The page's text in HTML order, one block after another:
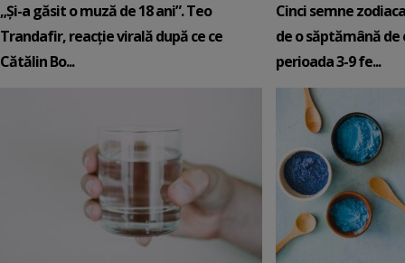
„Și-a găsit o muză de 18 ani”. Teo
Trandafir, reacție virală după ce ce
Cătălin Bo...
Cinci semne
de o săptămână de
perioada 3-9 fe...